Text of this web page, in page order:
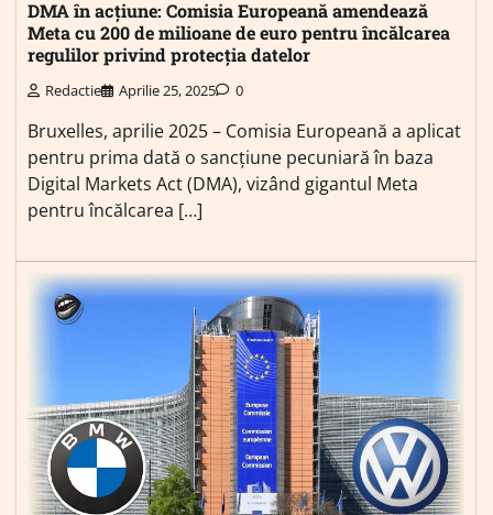
DMA în acțiune: Comisia Europeană amendează
Meta cu 200 de milioane de euro pentru încălcarea
regulilor privind protecția datelor
Redactie Aprilie 25, 2025 0
Bruxelles, aprilie 2025 – Comisia Europeană a aplicat
pentru prima dată o sancțiune pecuniară în baza
Digital Markets Act (DMA), vizând gigantul Meta
pentru încălcarea […]